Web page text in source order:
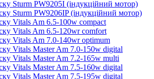
Sturm PW9205I (індукційний мотор)
Sturm PW9206IP (індукційний мотор)
Vitals Am 6.5-100w compact
Vitals Am 6.5-120wr сomfort
Vitals Am 7.0-140wr optimum
Vitals Master Am 7.0-150w digital
Vitals Master Am 7.2-165w multi
Vitals Master Am 7.5-160w digital
Vitals Master Am 7.5-195w digital